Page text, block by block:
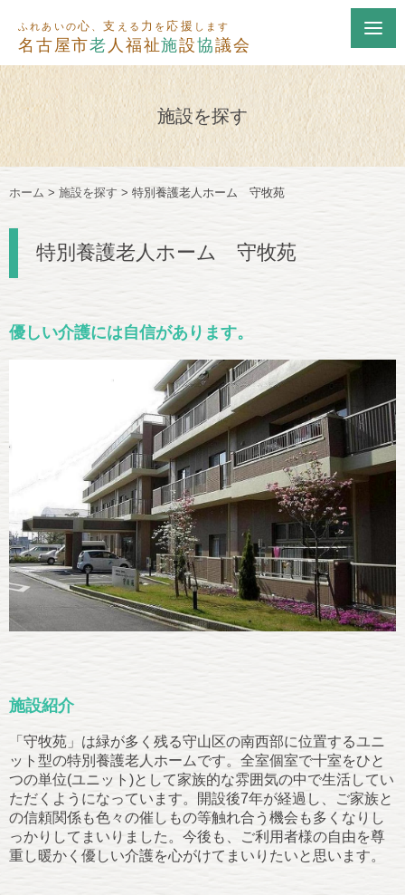
ふれあいの心 、支 える 力 を 応援 します
名古屋市老 人福祉施設協議会
施設を探す
ホーム > 施設を探す > 特別養護老人ホーム 守牧苑
特別養護老人ホーム 守牧苑
優しい介護には自信があります。
施設紹介
「守牧苑」は緑が多く残る守山区の南西部に位置するユニ
ット型の特別養護老人ホームです。全室個室で十室をひと
つの単位(ユニット)として家族的な雰囲気の中で生活してい
ただくようになっています。開設後7年が経過し、ご家族と
の信頼関係も色々の催しもの等触れ合う機会も多くなりし
っかりしてまいりました。今後も、ご利用者様の自由を尊
重し暖かく優しい介護を心がけてまいりたいと思います。